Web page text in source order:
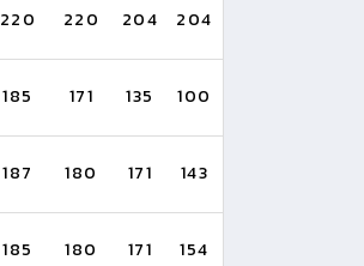
220 220 204 204
185 171 135 100
187 180 171 143
185 180 171 154